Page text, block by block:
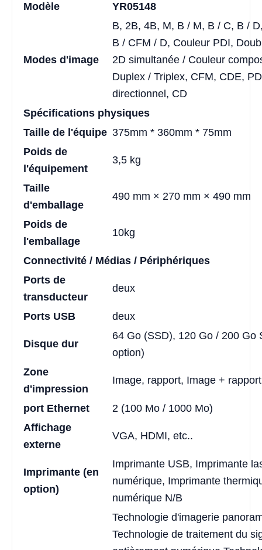
Modèle YR05148
Modes d'image
B, 2B, 4B, M, B / M, B / C, B /
B / CFM / D, Couleur PDI,
2D simultanée / Couleur
Duplex / Triplex, CFM, CDE,
directionnel, CD
Spécifications physiques
Taille de l'équipe 375mm * 360mm * 75mm
Poids de
l'équipement
3,5 kg
Taille
d'emballage
490 mm × 270 mm × 490 mm
Poids de
l'emballage
10kg
Connectivité / Médias / Périphériques
Ports de
transducteur
deux
Ports USB deux
Disque dur
64 Go (SSD), 120 Go / 200 Go
option)
Zone
d'impression
Image, rapport, Image + rapport
port Ethernet
2 (100 Mo / 1000 Mo)
Affichage
externe
VGA, HDMI, etc..
Imprimante (en
option)
Imprimante USB, Imprimante
numérique, Imprimante
numérique N/B
Technologie d'imagerie
Technologie de traitement du